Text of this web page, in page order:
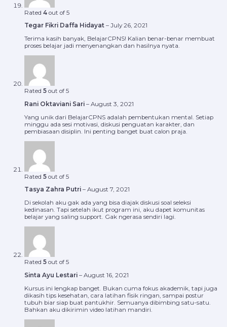
Rated 4 out of 5
Tegar Fikri Daffa Hidayat – July 26, 2021
Terima kasih banyak, BelajarCPNS! Kalian benar-benar membuat
proses belajar jadi menyenangkan dan hasilnya nyata.
Rated 5 out of 5
Rani Oktaviani Sari – August 3, 2021
Yang unik dari BelajarCPNS adalah pembentukan mental. Setiap
minggu ada sesi motivasi, diskusi penguatan karakter, dan
pembiasaan disiplin. Ini penting banget buat calon praja.
Rated 5 out of 5
Tasya Zahra Putri – August 7, 2021
Di sekolah aku gak ada yang bisa diajak diskusi soal seleksi
kedinasan. Tapi setelah ikut program ini, aku dapet komunitas
belajar yang saling support. Gak ngerasa sendiri lagi.
Rated 5 out of 5
Sinta Ayu Lestari – August 16, 2021
Kursus ini lengkap banget. Bukan cuma fokus akademik, tapi juga
dikasih tips kesehatan, cara latihan fisik ringan, sampai postur
tubuh biar siap buat pantukhir. Semuanya dibimbing satu-satu.
Bahkan aku dikirimin video latihan mandiri.